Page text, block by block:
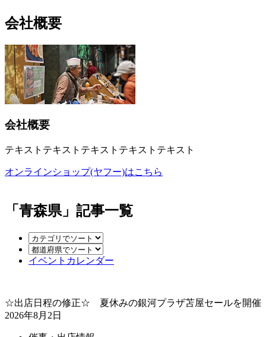
会社概要
会社概要
テキストテキストテキストテキストテキスト
オンラインショップ(ヤフー)はこちら
「青森県」記事一覧
イベントカレンダー
☆出店日程の修正☆ 夏休みの銀河プラザ苫屋セールを開催
2026年8月2日